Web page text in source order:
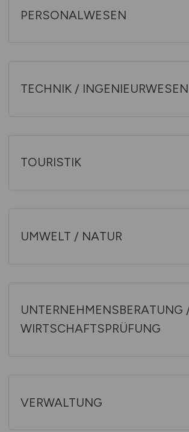
PERSONALWESEN
TECHNIK / INGENIEURWESEN
TOURISTIK
UMWELT / NATUR
UNTERNEHMENSBERATUNG
WIRTSCHAFTSPRÜFUNG
VERWALTUNG